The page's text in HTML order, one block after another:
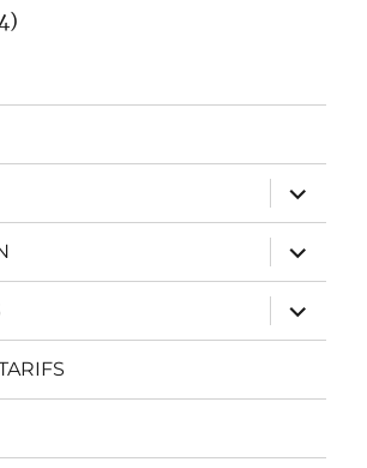
ouvrir
le
sous-
menu
ouvrir
le
sous-
menu
ouvrir
le
sous-